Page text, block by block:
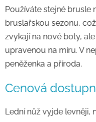
Používáte stejné brusle
bruslařskou sezonu,
zvykají na nové boty,
upravenou na míru. V
peněženka a příroda.
Cenová
Lední nůž vyjde levněji,